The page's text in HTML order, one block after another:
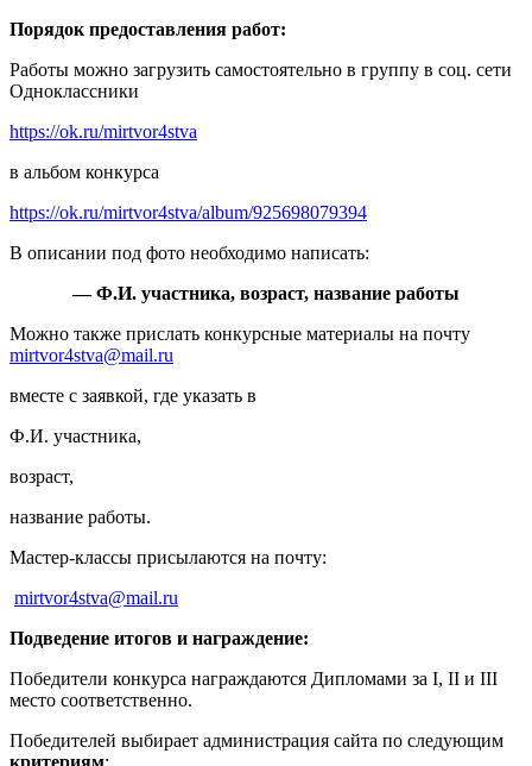
Порядок предоставления работ:
Работы можно загрузить самостоятельно в группу в соц. сети
Одноклассники
https://ok.ru/mirtvor4stva
в альбом конкурса
https://ok.ru/mirtvor4stva/album/925698079394
В описании под фото необходимо написать:
— Ф.И. участника, возраст, название работы
Можно также прислать конкурсные материалы на почту
mirtvor4stva@mail.ru
вместе с заявкой, где указать в
Ф.И. участника,
возраст,
название работы.
Мастер-классы присылаются на почту:
mirtvor4stva@mail.ru
Подведение итогов и награждение:
Победители конкурса награждаются Дипломами за I, II и III
место соответственно.
Победителей выбирает администрация сайта по следующим